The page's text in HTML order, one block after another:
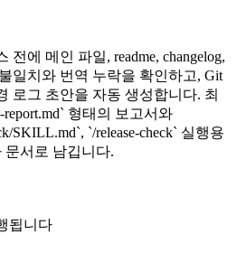
전에 메인 파일, readme, changelog,
일치와 번역 누락을 확인하고, Git
로그 초안을 자동 생성합니다. 최
report.md` 형태의 보고서와
SKILL.md`, `/release-check` 실행용
문서로 남깁니다.
됩니다